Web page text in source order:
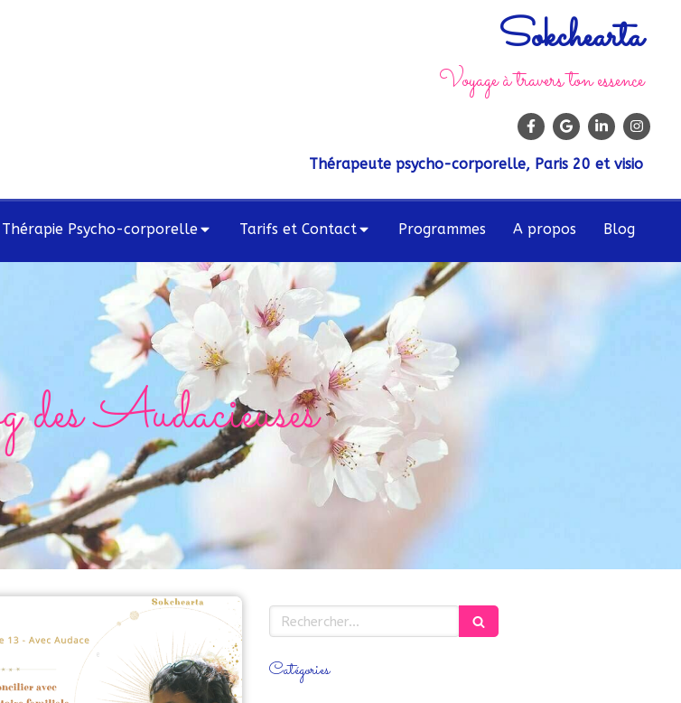
Sokchearta
Voyage à travers ton essence
Thérapeute psycho-corporelle, Paris 20 et visio
Thérapie Psycho-corporelle Tarifs et Contact Programmes A propos Blog
Audacieuses
Rechercher
Catégories